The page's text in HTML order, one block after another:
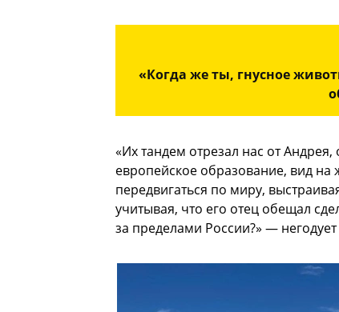
«Когда же ты, гнусное
«Их тандем отрезал нас от
европейское образование, вид
передвигаться по миру,
учитывая, что его отец обещал
за пределами России?» — негодует